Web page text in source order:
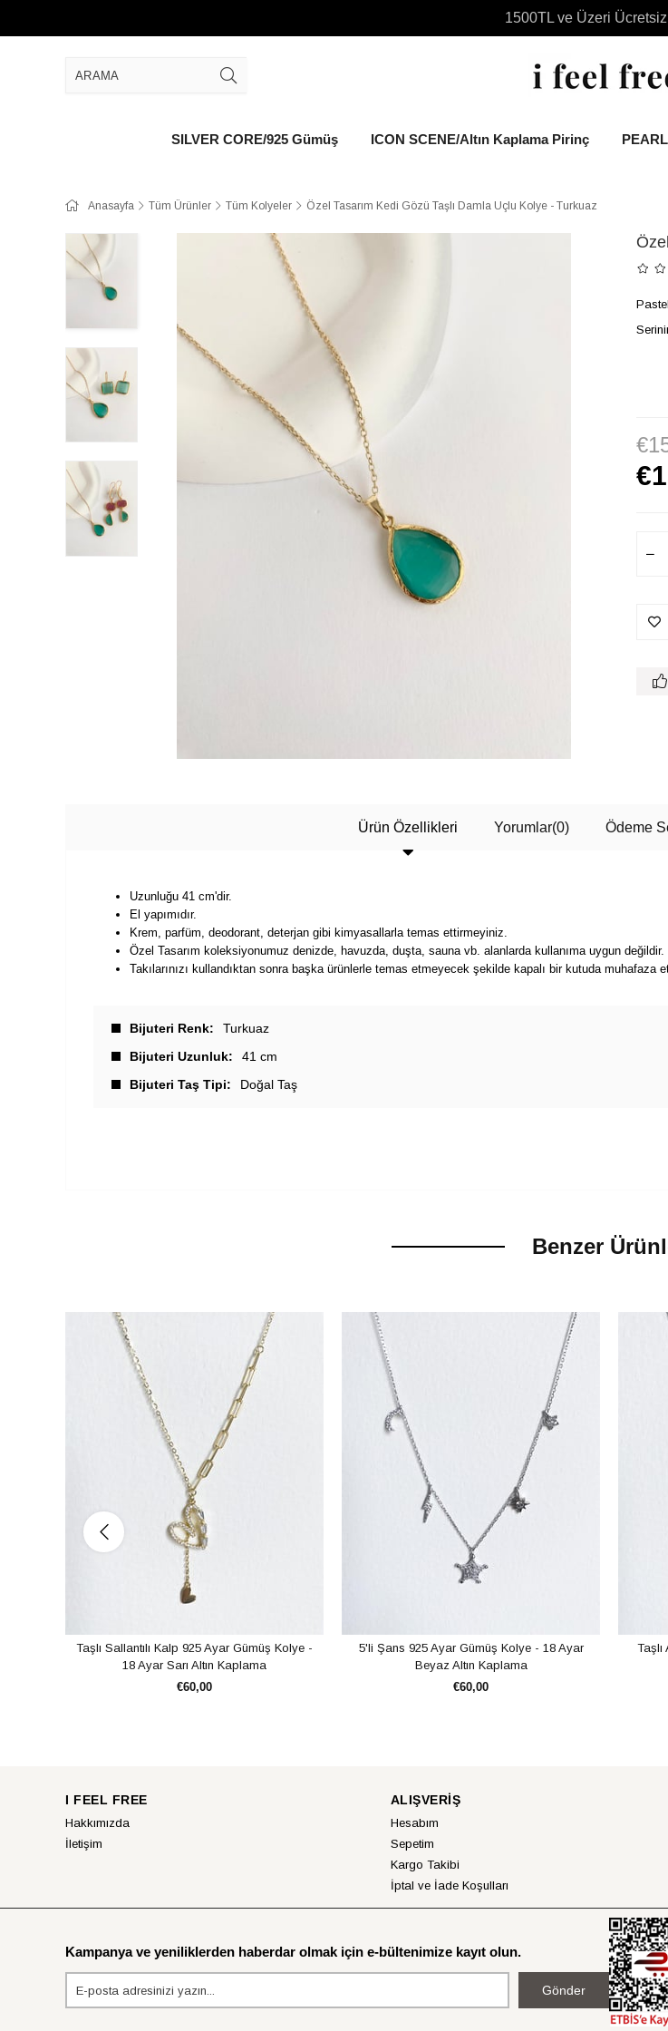
1500TL ve Üzeri
SILVER CORE/925 Gümüş ICON SCENE/Altın Kaplama Pirinç
Anasayfa Tüm Ürünler Tüm Kolyeler Özel Tasarım Kedi Gözü Taşlı Damla Uçlu Kolye - Turkuaz
Ürün Özellikleri Yorumlar(0) Ödeme
Uzunluğu 41 cm'dir.
El yapımıdır.
Krem, parfüm, deodorant, deterjan gibi kimyasallarla temas ettirmeyiniz.
Özel Tasarım koleksiyonumuz denizde, havuzda, duşta, sauna vb. alanlarda kullanıma uygun değildir.
Takılarınızı kullandıktan sonra başka ürünlerle temas etmeyecek şekilde kapalı bir kutuda muhafaza
Bijuteri Renk
Turkuaz
Bijuteri Uzunluk
41 cm
Bijuteri Taş Tipi
Doğal Taş
Benzer
Taşlı Sallantılı Kalp 925 Ayar Gümüş Kolye -
18 Ayar Sarı Altın Kaplama
€60,00
5'li Şans 925 Ayar Gümüş Kolye - 18 Ayar
Beyaz Altın Kaplama
€60,00
I FEEL FREE
Hakkımızda
İletişim
ALIŞVERİŞ
Hesabım
Sepetim
Kargo Takibi
İptal ve İade Koşulları
Kampanya ve yeniliklerden haberdar olmak için e-bültenimize kayıt olun.
Gönder